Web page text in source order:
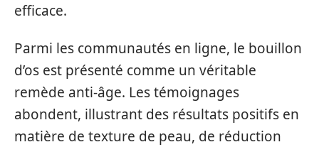
efficace.
Parmi les communautés en ligne, le bouillon
d’os est présenté comme un véritable
remède anti-âge. Les témoignages
abondent, illustrant des résultats positifs en
matière de texture de peau, de réduction